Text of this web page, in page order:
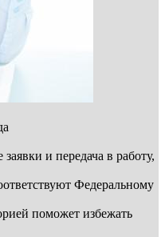
и передача в работу,
Федеральному
поможет избежать